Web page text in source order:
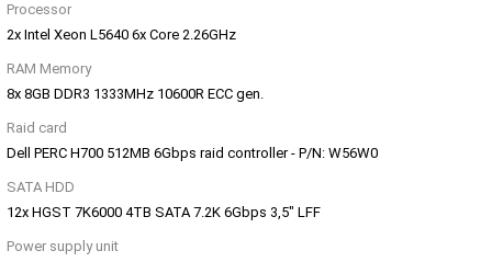
Processor
2x Intel Xeon L5640 6x Core 2.26GHz
RAM Memory
8x 8GB DDR3 1333MHz 10600R ECC gen.
Raid card
Dell PERC H700 512MB 6Gbps raid controller - P/N: W56W0
SATA HDD
12x HGST 7K6000 4TB SATA 7.2K 6Gbps 3,5" LFF
Power supply unit